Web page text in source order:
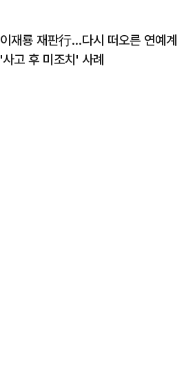
이재룡 재판行…다시 떠오른 연예계
'사고 후 미조치' 사례